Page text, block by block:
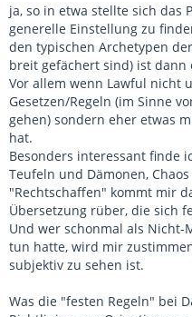
ja, so in etwa stellte sich das
generelle Einstellung zu
den typischen Archetypen
breit gefächert sind) ist dann
Vor allem wenn Lawful nicht
Gesetzen/Regeln (im Sinne
gehen) sondern eher etwas
hat.
Besonders interessant finde
Teufeln und Dämonen,
"Rechtschaffen" kommt mir
Übersetzung rüber, die sich
Und wer schonmal als Nicht-
tun hatte, wird mir
subjektiv zu sehen ist.
Was die "festen Regeln" bei